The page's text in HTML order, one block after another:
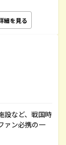
細を見る
設など、戦国時
ァン必携の一